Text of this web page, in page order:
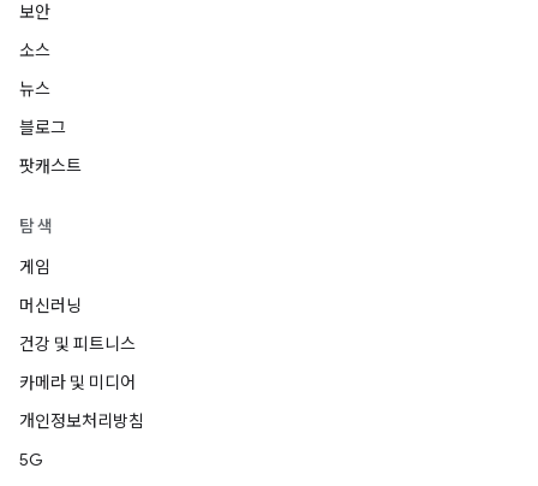
보안
소스
뉴스
블로그
팟캐스트
탐색
게임
머신러닝
건강 및 피트니스
카메라 및 미디어
개인정보처리방침
5G